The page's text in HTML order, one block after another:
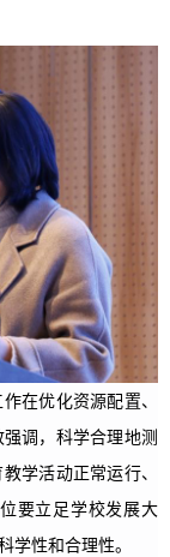
在优化资源配置、
调，科学合理地测
学活动正常运行、
要立足学校发展大
学性和合理性。